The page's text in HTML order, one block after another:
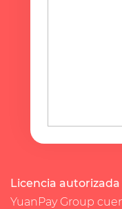
Licencia
YuanPay Group